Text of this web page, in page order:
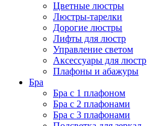
Цветные люстры
Люстры-тарелки
Дорогие люстры
Лифты для люстр
Управление светом
Аксессуары для люстр
Плафоны и абажуры
Бра
Бра с 1 плафоном
Бра с 2 плафонами
Бра с 3 плафонами